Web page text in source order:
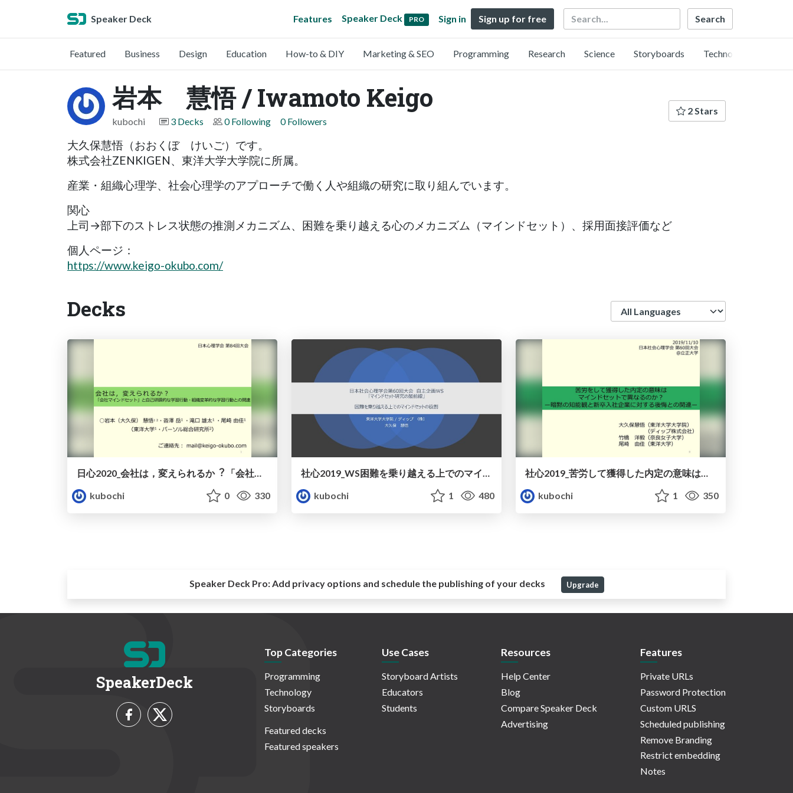
Speaker Deck Features Speaker Deck PRO Sign in Sign up for free Search
Featured Business Design Education How-to & DIY Marketing & SEO Programming Research Science Storyboards Technology
岩本 慧悟 / Iwamoto Keigo
kubochi 3 Decks 0 Following 0 Followers
2 Stars
大久保慧悟（おおくぼ けいご）です。
株式会社ZENKIGEN、東洋大学大学院に所属。
産業・組織心理学、社会心理学のアプローチで働く人や組織の研究に取り組んでいます。
関心
上司→部下のストレス状態の推測メカニズム、困難を乗り越える心のメカニズム（マインドセット）、採用面接評価など
個人ページ：
https://www.keigo-okubo.com/
Decks
日心2020_会社は，変えられるか︖ 「会社マインドセット」と⾃⼰研鑽的な学習⾏動・組織変⾰的な学習⾏動との関連
kubochi
0 330
社心2019_WS困難を乗り越える上でのマインドセットの役割
kubochi
1 480
社心2019_苦労して獲得した内定の意味はマインドセットで異なるのか？
kubochi
1 350
Speaker Deck Pro:Add privacy options and schedule the publishing of your decks Upgrade
SpeakerDeck
Top Categories
Programming
Technology
Storyboards
Featured decks
Featured speakers
Use Cases
Storyboard Artists
Educators
Students
Resources
Help Center
Blog
Compare Speaker Deck
Advertising
Features
Private URLs
Password Protection
Custom URLS
Scheduled publishing
Remove Branding
Restrict embedding
Notes